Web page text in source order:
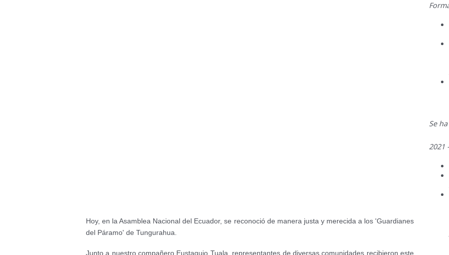
Hoy, en la Asamblea Nacional del Ecuador, se reconoció de manera justa y merecida a los 'Guardianes
del Páramo' de Tungurahua.
Junto a nuestro compañero Eustaquio Tuala, representantes de diversas comunidades recibieron este
Se
2021